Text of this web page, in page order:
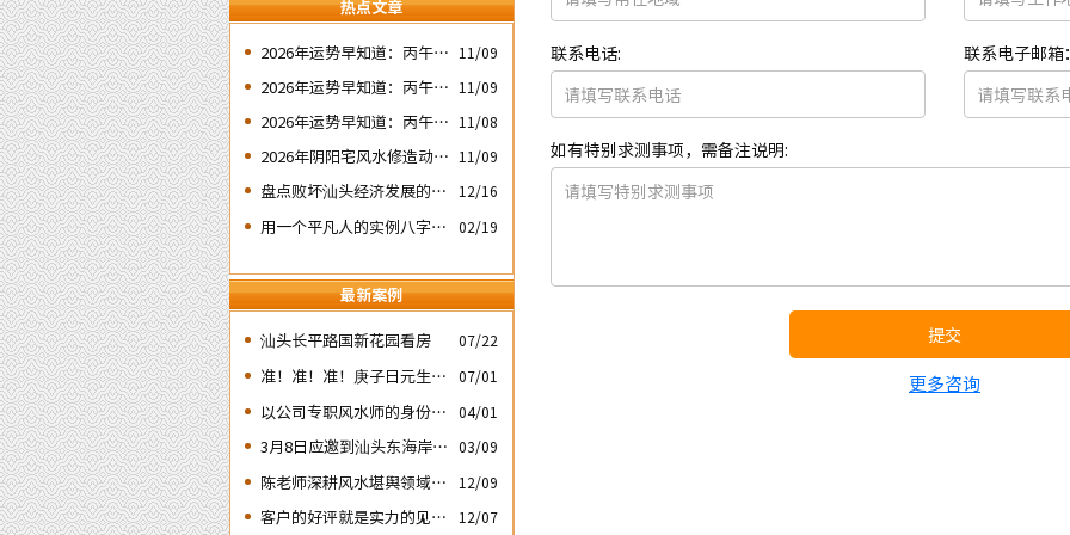
热点文章
2026年运势早知道：丙午年
二‘壬子’ 日
11/09
2026年运势早知道：丙午年
四‘庚子’ 日
11/09
2026年运势早知道：丙午年
运势不好的4个日期出生人
之一‘戊子’ 日
11/08
2026年阴阳宅风水修造动土 11/09
盘点败坏汕头经济发展的四
12/16
用一个平凡人的实例八字论
02/19
最新案例
汕头长平路国新花园看房
07/22
准！准！准！庚子日元生人
丙午流年的运势判断实例：
07/01
以公司专职风水师的身份应
邀出席《星橙网络科技公
司》成立5周年庆典
04/01
3月8日应邀到汕头东海岸新
城为朋友的亲戚堪舆住房风
水
03/09
陈老师深耕风水堪舆领域四
12/09
客户的好评就是实力的见
12/07
联系电话: 联系电子邮箱
如有特别求测事项，需备注说明:
提交
更多咨询